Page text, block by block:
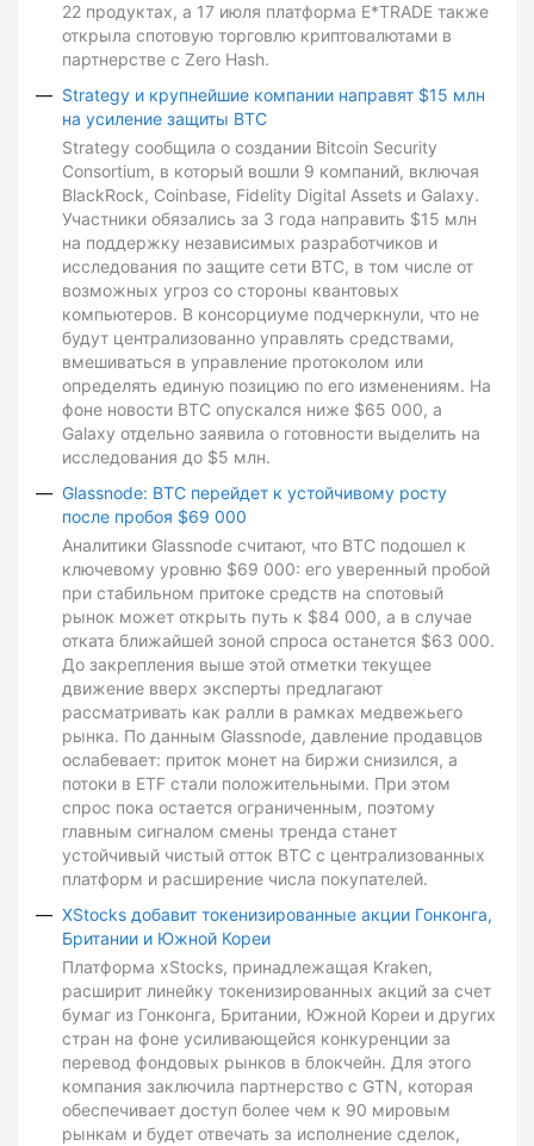
22 продуктах, а 17 июля платформа E*TRADE также
открыла спотовую торговлю криптовалютами в
партнерстве с Zero Hash.
Strategy и крупнейшие компании направят $15 млн
на усиление защиты BTC
Strategy сообщила о создании Bitcoin Security
Consortium, в который вошли 9 компаний, включая
BlackRock, Coinbase, Fidelity Digital Assets и Galaxy.
Участники обязались за 3 года направить $15 млн
на поддержку независимых разработчиков и
исследования по защите сети BTC, в том числе от
возможных угроз со стороны квантовых
компьютеров. В консорциуме подчеркнули, что не
будут централизованно управлять средствами,
вмешиваться в управление протоколом или
определять единую позицию по его изменениям. На
фоне новости BTC опускался ниже $65 000, а
Galaxy отдельно заявила о готовности выделить на
исследования до $5 млн.
Glassnode: BTC перейдет к устойчивому росту
после пробоя $69 000
Аналитики Glassnode считают, что BTC подошел к
ключевому уровню $69 000: его уверенный пробой
при стабильном притоке средств на спотовый
рынок может открыть путь к $84 000, а в случае
отката ближайшей зоной спроса останется $63 000.
До закрепления выше этой отметки текущее
движение вверх эксперты предлагают
рассматривать как ралли в рамках медвежьего
рынка. По данным Glassnode, давление продавцов
ослабевает: приток монет на биржи снизился, а
потоки в ETF стали положительными. При этом
спрос пока остается ограниченным, поэтому
главным сигналом смены тренда станет
устойчивый чистый отток BTC с централизованных
платформ и расширение числа покупателей.
XStocks добавит токенизированные акции Гонконга,
Британии и Южной Кореи
Платформа xStocks, принадлежащая Kraken,
расширит линейку токенизированных акций за счет
бумаг из Гонконга, Британии, Южной Кореи и других
стран на фоне усиливающейся конкуренции за
перевод фондовых рынков в блокчейн. Для этого
компания заключила партнерство с GTN, которая
обеспечивает доступ более чем к 90 мировым
рынкам и будет отвечать за исполнение сделок,